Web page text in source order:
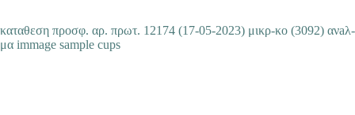
καταθεση προσφ. αρ. πρωτ. 12174 (17-05-2023) μικρ-κο (3092) ανaλ-
μα immage sample cups